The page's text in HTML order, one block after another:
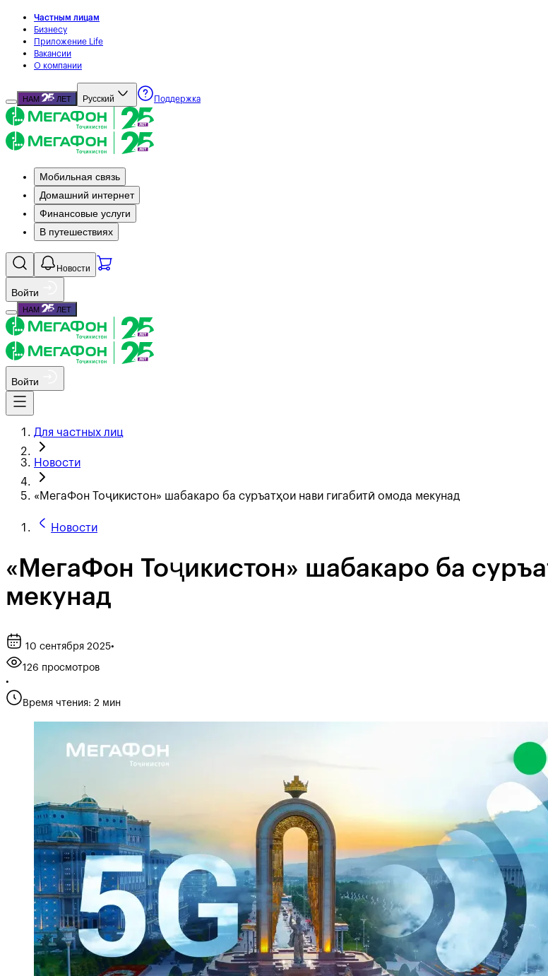
Частным лицам
Бизнесу
Приложение Life
Вакансии
О компании
НАМ ЛЕТ Русский Поддержка
Мобильная связь
Домашний интернет
Финансовые услуги
В путешествиях
Новости
Войти
НАМ ЛЕТ
Войти
Для частных лиц
Новости
«МегаФон Тоҷикистон» шабакаро ба суръатҳои нави гигабитӣ омода мекунад
Новости
«МегаФон Тоҷикистон» шабакаро ба
мекунад
10 сентября 2025•
126 просмотров
•
Время чтения: 2 мин